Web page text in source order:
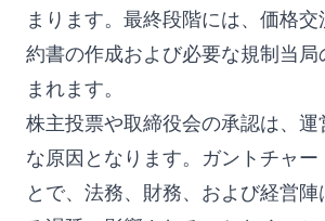
まります。最終段階には、価格
約書の作成および必要な規制当局
まれます。
株主投票や取締役会の承認は、運
な原因となります。ガントチャー
とで、法務、財務、および経営